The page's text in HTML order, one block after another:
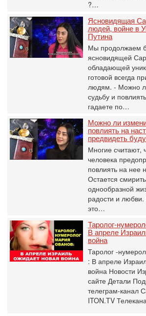
?…
Ясновидящая
людей, войне в
Путина
Мы продолжаем
ясновидящей
обладающей
готовой всегда
людям. - Можно
судьбу и
гадаете по…
Можно ли
повлиять на
предвидеть
Многие считают,
человека
повлиять на нее
Остается
однообразной
радости и
это…
Таролог-
В апреле
война
Таролог -
: В апреле
война Новости
сайте Детали
телеграм-канал
ITON.TV